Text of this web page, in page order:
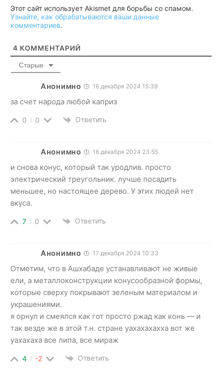
Этот сайт использует Akismet для борьбы со спамом.
Узнайте, как обрабатываются ваши данные
комментариев.
4 КОММЕНТАРИЙ
Старые
Анонимно 16 декабря 2024 15:39
за счет народа любой каприз
0 0 Ответить
Анонимно 16 декабря 2024 23:55
и снова конус, который так уродлив. просто
электрический треугольник. лучше посадить
меньшее, но настоящее дерево. У этих людей нет
вкуса.
7 0 Ответить
Анонимно 17 декабря 2024 10:33
Отметим, что в Ашхабаде устанавливают не живые
ели, а металлоконструкции конусообразной формы,
которые сверху покрывают зеленым материалом и
украшениями.
я орнул и смеялся как гот просто ржад как конь — и
так везде же в этой т.н. стране уахахахахха вот же
уахахаха все липа, все мираж
4 -2 Ответить